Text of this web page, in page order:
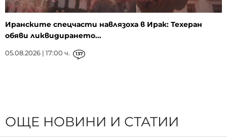
Иранските спецчасти навлязоха в Ирак: Техеран
обяви ликвидирането...
05.08.2026 | 17:00 ч. 137
ОЩЕ НОВИНИ И СТАТИИ